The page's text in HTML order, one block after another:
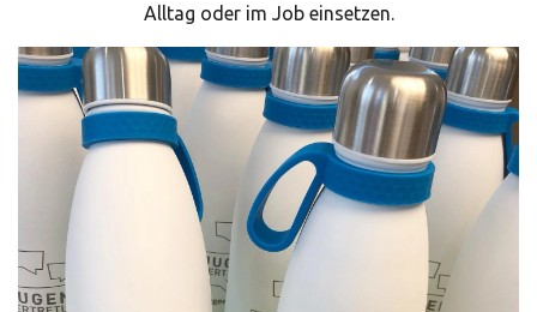
Alltag oder im Job einsetzen.